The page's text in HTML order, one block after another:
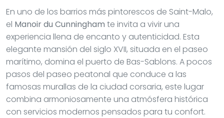
En uno de los barrios más pintorescos de Saint-Malo,
el Manoir du Cunningham te invita a vivir una
experiencia llena de encanto y autenticidad. Esta
elegante mansión del siglo XVII, situada en el paseo
marítimo, domina el puerto de Bas-Sablons. A pocos
pasos del paseo peatonal que conduce a las
famosas murallas de la ciudad corsaria, este lugar
combina armoniosamente una atmósfera histórica
con servicios modernos pensados para tu confort.